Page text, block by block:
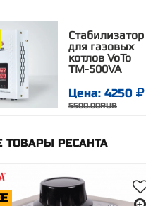
Стабилизатор
для газовых
котлов VoTo
TM-500VA
Цена: 4250
5500.00RUB
ТОВАРЫ РЕСАНТА